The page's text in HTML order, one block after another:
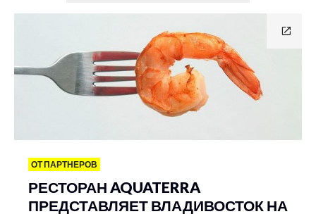
ОТ ПАРТНЕРОВ
РЕСТОРАН AQUATERRA
ПРЕДСТАВЛЯЕТ ВЛАДИВОСТОК НА